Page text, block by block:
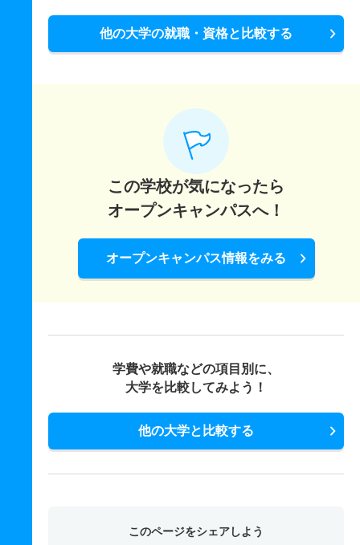
他の大学の就職・資格と比較する
この学校が気になったら
オープンキャンパスへ！
オープンキャンパス情報をみる
学費や就職などの項目別に、
大学を比較してみよう！
他の大学と比較する
このページをシェアしよう